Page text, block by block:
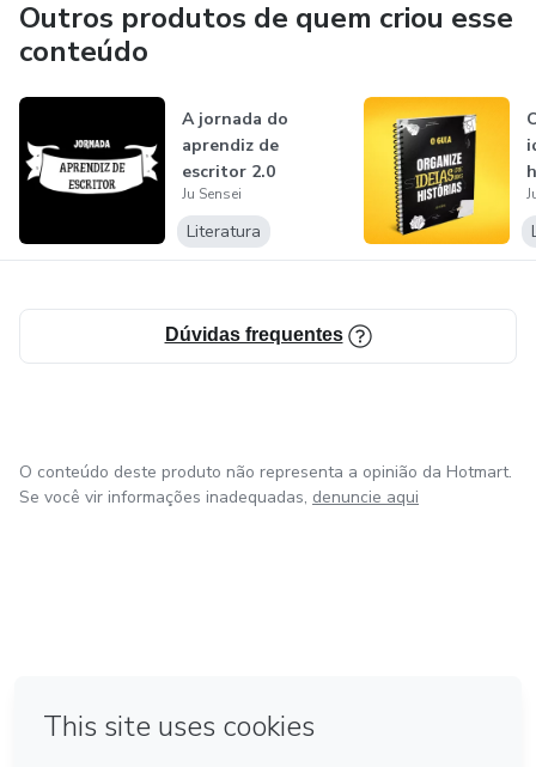
Outros produtos de quem criou esse
conteúdo
A jornada do
aprendiz de
escritor 2.0
Ju Sensei
Literatura
Dúvidas frequentes
O conteúdo deste produto não representa a opinião da Hotmart.
Se você vir informações inadequadas, denuncie aqui
Feito com ❤ em Bogotá